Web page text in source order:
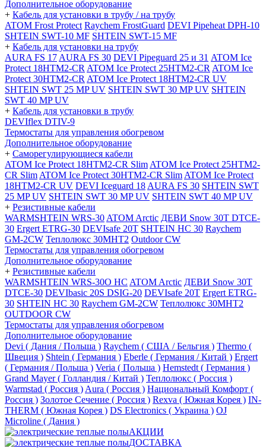
Дополнительное оборудование
+ Кабель для установки в трубу / на трубу
ATOM Frost Protect Raychem FrostGuard DEVI Pipeheat DPH-10
SHTEIN SWT-10 MF SHTEIN SWT-15 MF
+ Кабель для установки на трубу
AURA FS 17 AURA FS 30 DEVI Pipeguard 25 и 31 ATOM Ice
Protect 18HTM2-CR ATOM Ice Protect 25HTM2-CR ATOM Ice
Protect 30HTM2-CR ATOM Ice Protect 18HTM2-CR UV
SHTEIN SWT 25 MP UV SHTEIN SWT 30 MP UV SHTEIN
SWT 40 MP UV
+ Кабель для установки в трубу
DEVIflex DTIV-9
Термостаты для управления обогревом
Дополнительное оборудование
+ Саморегулирующиеся кабели
ATOM Ice Protect 18HTM2-CR Slim ATOM Ice Protect 25HTM2-
CR Slim ATOM Ice Protect 30HTM2-CR Slim ATOM Ice Protect
18HTM2-CR UV DEVI Iceguard 18 AURA FS 30 SHTEIN SWT
25 MP UV SHTEIN SWT 30 MP UV SHTEIN SWT 40 MP UV
+ Резистивные кабели
WARMSHTEIN WRS-30 ATOM Arctic ДЕВИ Snow 30T DTCE-
30 Ergert ETRG-30 DEVIsafe 20T SHTEIN HC 30 Raychem
GM-2CW Теплолюкс 30МНТ2 Outdoor CW
Термостаты для управления обогревом
Дополнительное оборудование
+ Резистивные кабели
WARMSHTEIN WRS-30O HC ATOM Arctic ДЕВИ Snow 30T
DTCE-30 DEVIbasic 20S DSIG-20 DEVIsafe 20T Ergert ETRG-
30 SHTEIN HC 30 Raychem GM-2CW Теплолюкс 30МНТ2
OUTDOOR CW
Термостаты для управления обогревом
Дополнительное оборудование
Devi ( Дания / Польша ) Raychem ( США / Бельгия ) Thermo (
Швеция ) Shtein ( Германия ) Eberle ( Германия / Китай ) Ergert
( Германия / Польша ) Veria ( Польша ) Hemstedt ( Германия )
Grand Mayer ( Голландия / Китай ) Теплолюкс ( Россия )
Warmstad ( Россия ) Aura ( Россия ) Национальный Комфорт (
Россия ) Золотое Сечение ( Россия ) Rexva ( Южная Корея ) IN-
THERM ( Южная Корея ) DS Electronics ( Украина ) OJ
Microline ( Дания )
АКЦИИ
ДОСТАВКА